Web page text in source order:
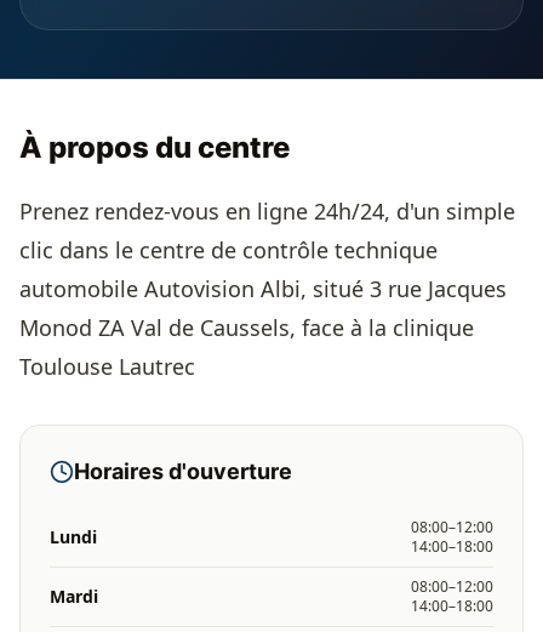
À propos du centre
Prenez rendez-vous en ligne 24h/24, d'un simple
clic dans le centre de contrôle technique
automobile Autovision Albi, situé 3 rue Jacques
Monod ZA Val de Caussels, face à la clinique
Toulouse Lautrec
Horaires d'ouverture
Lundi
08:00–12:00
14:00–18:00
Mardi
08:00–12:00
14:00–18:00